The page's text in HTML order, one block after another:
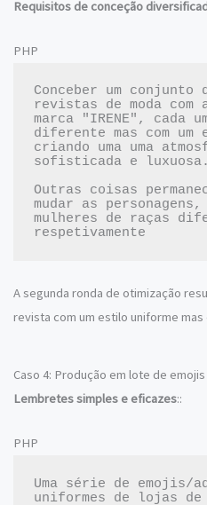
Requisitos de conceção
PHP
Conceber um conjunto
revistas de moda com
marca "IRENE", cada
diferente mas com
criando uma uma
sofisticada e
Outras coisas
mudar as
mulheres de raças
A segunda ronda de otimização
revista com um estilo uniforme
Caso 4: Produção em lote de emojis
Lembretes simples e eficazes::
PHP
Uma série de emojis/
uniformes de lojas de